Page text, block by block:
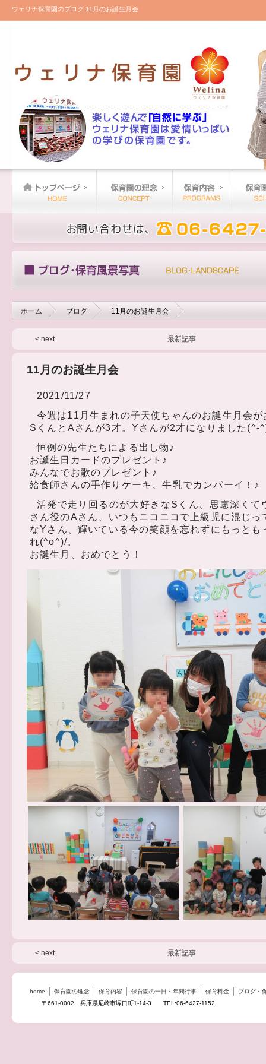
ウェリナ保育園のブログ 11月のお誕生月会
ホーム ブログ 11月のお誕生月会
< next 最新記事
11月のお誕生月会
2021/11/27
今週は11月生まれの子天使ちゃんのお誕生月会
SくんとAさんが3才。Yさんが2才になりました(^-
恒例の先生たちによる出し物♪
お誕生日カードのプレゼント♪
みんなでお歌のプレゼント♪
給食師さんの手作りケーキ、牛乳でカンパーイ！♪
活発で走り回るのが大好きなSくん、思慮深くて
さん役のAさん、いつもニコニコで上級児に混じっ
なYさん、輝いている今の笑顔を忘れずにもっとも
れ(^o^)/。
お誕生月、おめでとう！
< next 最新記事
home 保育園の理念 保育内容 保育園の一日・年間行事 保育料金
ブログ・
〒661-0002 兵庫県尼崎市塚口町1-14-3 TEL:06-6427-1152